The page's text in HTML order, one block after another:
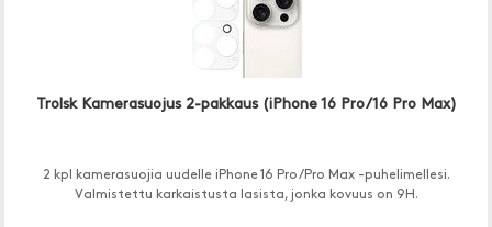
Trolsk Kamerasuojus 2-pakkaus (iPhone 16 Pro/16 Pro Max)
2 kpl kamerasuojia uudelle iPhone 16 Pro/Pro Max -puhelimellesi.
Valmistettu karkaistusta lasista, jonka kovuus on 9H.